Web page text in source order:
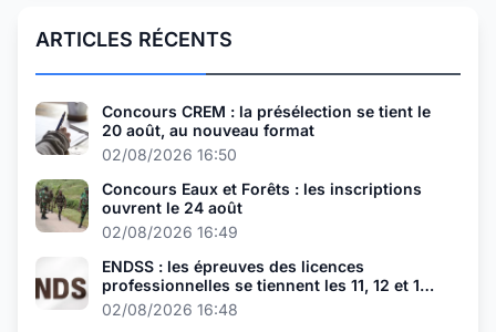
ARTICLES RÉCENTS
Concours CREM : la présélection se tient le
20 août, au nouveau format
02/08/2026 16:50
Concours Eaux et Forêts : les inscriptions
ouvrent le 24 août
02/08/2026 16:49
ENDSS : les épreuves des licences
professionnelles se tiennent les 11, 12 et 13
août
02/08/2026 16:48